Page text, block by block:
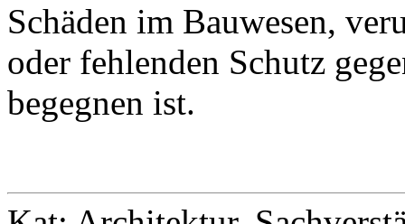
Schäden im Bauwesen,
oder fehlenden Schutz
begegnen ist.